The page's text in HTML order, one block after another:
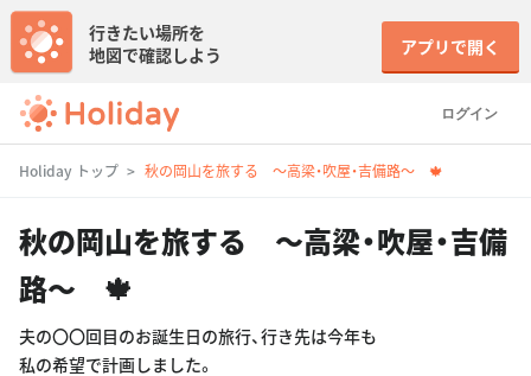
ログイン
行きたい場所を
地図で確認しよう
アプリで開く
Holiday トップ 秋の岡山を旅する 〜高梁・吹屋・吉備路〜 🍁
秋の岡山を旅する 〜高梁・吹屋・吉備
路〜 🍁
夫の〇〇回目のお誕生日の旅行、行き先は今年も
私の希望で計画しました。